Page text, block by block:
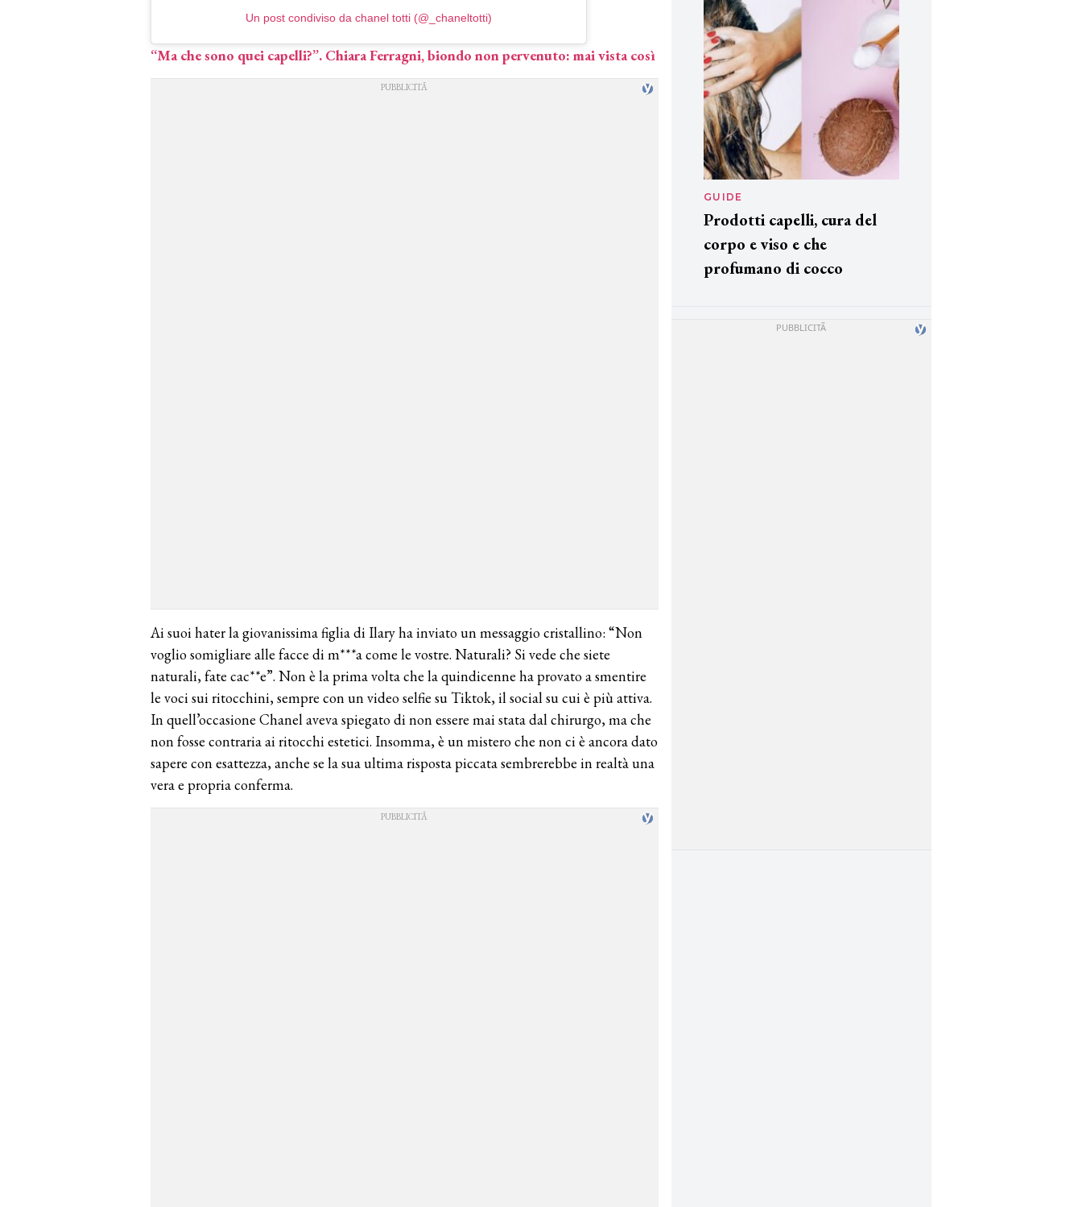
Un post condiviso da chanel totti (@_chaneltotti)
“Ma che sono quei capelli?”. Chiara Ferragni, biondo non pervenuto: mai vista così
Ai suoi hater la giovanissima figlia di Ilary ha inviato un messaggio cristallino: “Non
voglio somigliare alle facce di m***a come le vostre. Naturali? Si vede che siete
naturali, fate cac**e”. Non è la prima volta che la quindicenne ha provato a smentire
le voci sui ritocchini, sempre con un video selfie su Tiktok, il social su cui è più attiva.
In quell’occasione Chanel aveva spiegato di non essere mai stata dal chirurgo, ma che
non fosse contraria ai ritocchi estetici. Insomma, è un mistero che non ci è ancora dato
sapere con esattezza, anche se la sua ultima risposta piccata sembrerebbe in realtà una
vera e propria conferma.
GUIDE
Prodotti capelli, cura del
corpo e viso e che
profumano di cocco